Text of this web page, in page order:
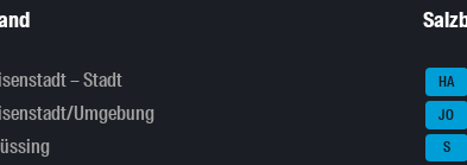
– Stadt
Umgebung
HA
JO
S